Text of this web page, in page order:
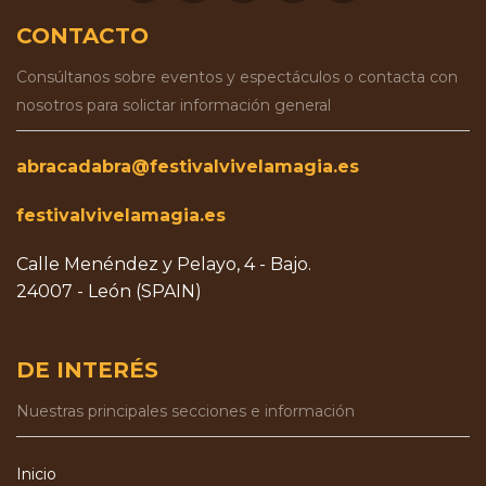
CONTACTO
Consúltanos sobre eventos y espectáculos o contacta con
nosotros para solictar información general
abracadabra@festivalvivelamagia.es
festivalvivelamagia.es
Calle Menéndez y Pelayo, 4 - Bajo.
24007 - León (SPAIN)
DE INTERÉS
Nuestras principales secciones e información
Inicio